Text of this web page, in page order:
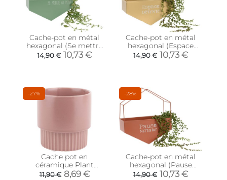
Cache-pot en métal
hexagonal (Se mettre
au vert)
14,90 € 10,73 €
Cache-pot en métal
hexagonal (Espace
détente)
14,90 € 10,73 €
-27%
Cache pot en
céramique Plant
medium (Rose)
11,90 € 8,69 €
-28%
Cache-pot en métal
hexagonal (Pause
nature)
14,90 € 10,73 €